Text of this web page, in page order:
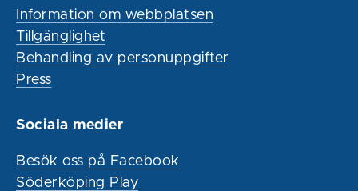
Information om webbplatsen
Tillgänglighet
Behandling av personuppgifter
Press
Sociala medier
Besök oss på Facebook
Söderköping Play